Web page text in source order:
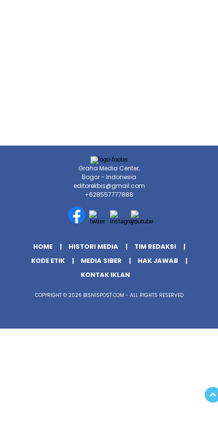
Graha Media Center,
Bogor - Indonesia
editorekbis@gmail.com
+628557777888
HOME HISTORI MEDIA
TIM REDAKSI
KODE ETIK
MEDIA SIBER
HAK JAWAB
KONTAK IKLAN
COPYRIGHT © 2026 BISNISPOST.COM - ALL RIGHTS RESERVED